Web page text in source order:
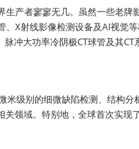
产者寥寥无几。虽然一些老牌
、X射线影像检测设备及AI视觉
冲大功率冷阴极CT球管及其CT
米级别的细微缺陷检测、结构分
领域。特别地，全球首次实现